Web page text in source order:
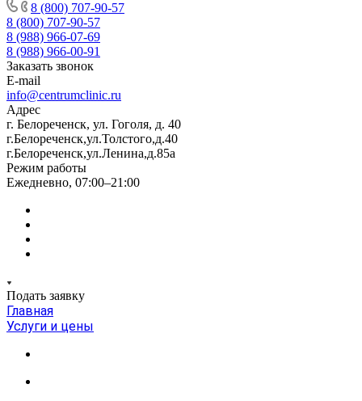
8 (800) 707-90-57
8 (800) 707-90-57
8 (988) 966-07-69
8 (988) 966-00-91
Заказать звонок
E-mail
info@centrumclinic.ru
Адрес
г. Белореченск, ул. Гоголя, д. 40
г.Белореченск,ул.Толстого,д.40
г.Белореченск,ул.Ленина,д.85а
Режим работы
Ежедневно, 07:00–21:00
Подать заявку
Главная
Услуги и цены